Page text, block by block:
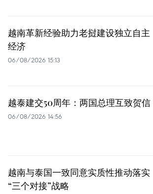
越南革新经验助力老挝建设独立自主
经济
06/08/2026 15:13
越泰建交50周年：两国总理互致贺信
06/08/2026 14:56
越南与泰国一致同意实质性推动落实
“三个对接”战略